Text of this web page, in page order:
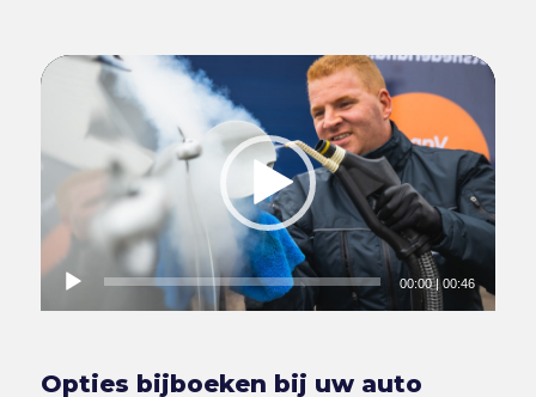
00:00|00:46
Opties bijboeken bij uw auto